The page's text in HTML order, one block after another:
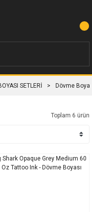
SETLERİ Dövme
Toplam 6 ürün